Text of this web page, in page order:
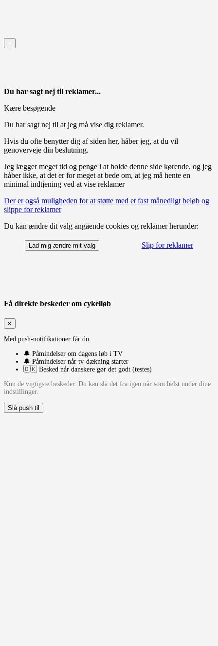
Du har sagt nej til reklamer...
Kære besøgende
Du har sagt nej til at jeg må vise dig reklamer.
Hvis du ofte benytter dig af siden her, håber jeg, at du vil
genoverveje din beslutning.
Jeg lægger meget tid og penge i at holde denne side kørende, og jeg
håber ikke, at det er for meget at bede om, at jeg må hente en
minimal indtjening ved at vise reklamer
Der er også muligheden for at støtte med et fast månedligt beløb og
slippe for reklamer
Du kan ændre dit valg angående cookies og reklamer herunder:
Lad mig ændre mit valg Slip for reklamer
Få direkte beskeder om cykelløb
×
Med push-notifikationer får du:
🔔 Påmindelser om dagens løb i TV
🔔 Påmindelser når tv-dækning starter
🇩🇰 Besked når danskere gør det godt (testes)
Kun de vigtigste beskeder. Du kan slå det fra igen når som helst under dine
indstillinger.
Slå push til